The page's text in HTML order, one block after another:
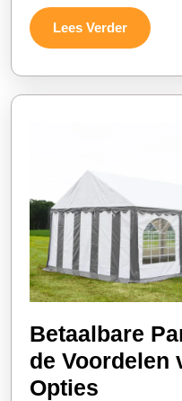
Lees VerderLees
Verder
Betaalbare
de Voordelen
Opties